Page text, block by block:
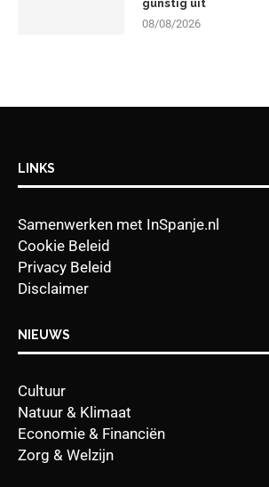
gunstig uit
08/08/2026
LINKS
Samenwerken met InSpanje.nl
Cookie Beleid
Privacy Beleid
Disclaimer
NIEUWS
Cultuur
Natuur & Klimaat
Economie & Financiën
Zorg & Welzijn